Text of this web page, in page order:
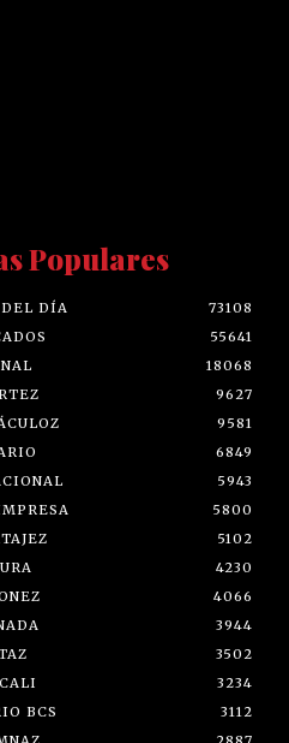
Populares
DÍA
73108
55641
18068
9627
9581
6849
5943
5800
5102
4230
4066
3944
3502
3234
BCS
3112